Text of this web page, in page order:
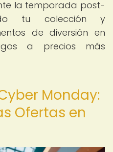
la temporada post-
tu colección y
de diversión en
a precios más
Monday:
Ofertas en